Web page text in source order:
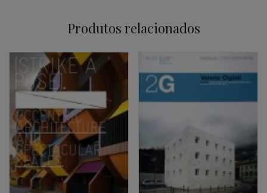
Produtos relacionados